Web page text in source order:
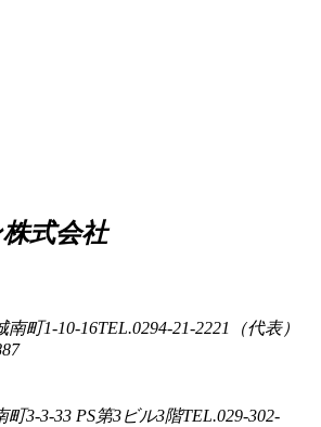
式会社
南町1-10-16TEL.0294-21-2221（代表）
町3-3-33 PS第3ビル3階TEL.029-302-